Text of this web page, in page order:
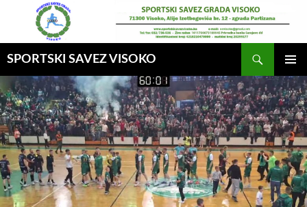
SPORTSKI SAVEZ VISOKO
GLAVNI
MENI